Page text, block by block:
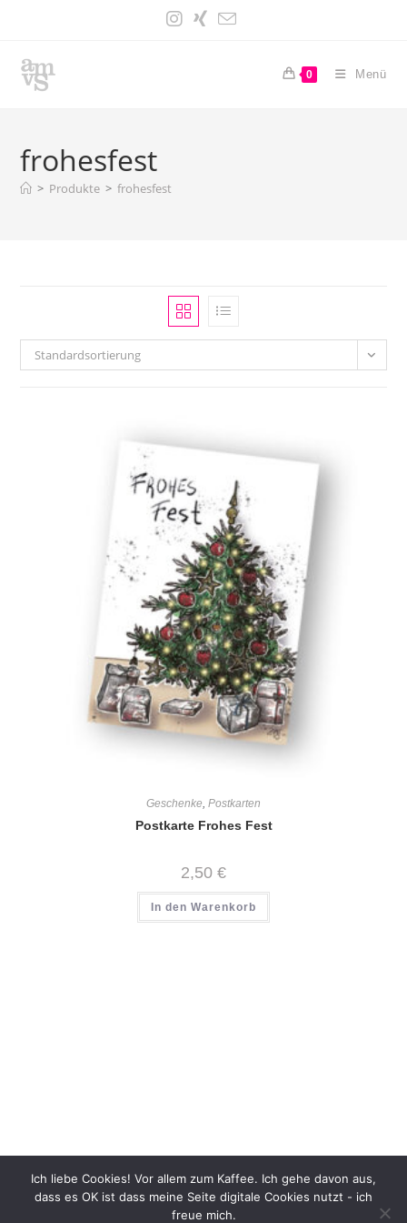
springen
0 Menü
frohesfest
> Produkte > frohesfest
Standardsortierung
Geschenke Postkarten
Postkarte Frohes Fest
2,50 €
In den Warenkorb
Datenschutz
Ich liebe Cookies! Vor allem zum Kaffee. Ich gehe davon aus,
dass es OK ist dass meine Seite digitale Cookies nutzt - ich
freue mich.